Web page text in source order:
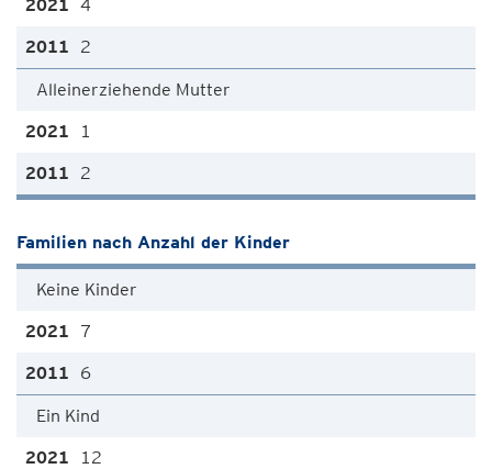
4
2
Alleinerziehende Mutter
1
2
Familien nach Anzahl der Kinder
Keine Kinder
7
6
Ein Kind
12